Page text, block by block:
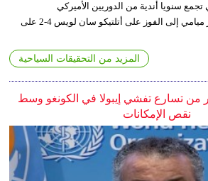
تجمع سنويا أندية من الدوريين الأميركي
والمكسيكي، بعدما قاد إنتر ميامي إلى الفوز على أتلتيكو سان لويس 4-2 على
المزيد من التحقيقات السياحية
من تسارع تفشي إيبولا في الكونغو وسط
نقص الإمكانات